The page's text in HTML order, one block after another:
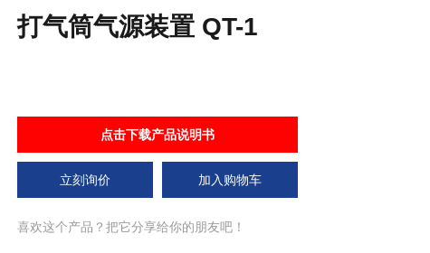
打气筒气源装置 QT-1
点击下载产品说明书
立刻询价 加入购物车
喜欢这个产品？把它分享给你的朋友吧！